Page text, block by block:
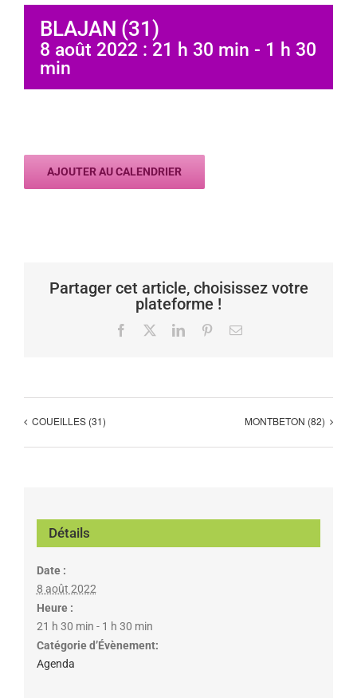
BLAJAN (31)
8 août 2022 : 21 h 30 min - 1 h 30
min
AJOUTER AU CALENDRIER
Partager cet article, choisissez votre
plateforme !
Facebook LinkedInPinterestEmail
COUEILLES (31) MONTBETON (82)
Détails
Date :
8 août 2022
Heure :
21 h 30 min - 1 h 30 min
Catégorie d’Évènement:
Agenda